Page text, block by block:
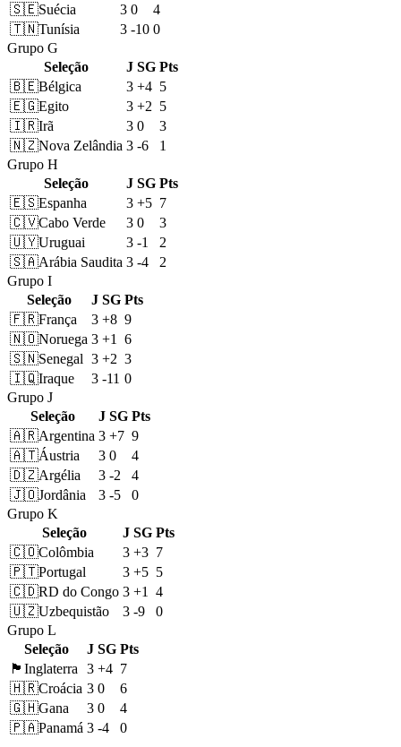
🇸🇪Suécia 3 0
4
🇹🇳Tunísia 3 -10 0
Grupo G
Seleção
J SG Pts
🇧🇪Bélgica 3 +4 5
🇪🇬Egito 3 +2 5
🇮🇷Irã 3 0
3
🇳🇿Nova Zelândia 3 -6
1
Grupo H
Seleção
J SG Pts
🇪🇸Espanha 3 +5 7
🇨🇻Cabo Verde 3 0
3
🇺🇾Uruguai 3 -1
2
🇸🇦Arábia Saudita 3 -4
2
Grupo I
Seleção
J SG Pts
🇫🇷França 3 +8 9
🇳🇴Noruega 3 +1
6
🇸🇳Senegal 3 +2 3
🇮🇶Iraque 3 -11 0
Grupo J
Seleção
J SG Pts
🇦🇷Argentina 3 +7 9
🇦🇹Áustria 3 0
4
🇩🇿Argélia 3 -2
4
🇯🇴Jordânia 3 -5
0
Grupo K
Seleção
J SG Pts
🇨🇴Colômbia 3 +3 7
🇵🇹Portugal 3 +5 5
🇨🇩RD do Congo 3 +1
4
🇺🇿Uzbequistão 3 -9
0
Grupo L
Seleção
J SG Pts
🏴󠁧󠁢󠁥󠁮󠁧󠁿 Inglaterra 3 +4 7
🇭🇷Croácia 3 0
6
🇬🇭Gana 3 0
4
🇵🇦Panamá 3 -4 0